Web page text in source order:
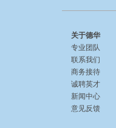
关于德华
专业团队
联系我们
商务接待
诚聘英才
新闻中心
意见反馈